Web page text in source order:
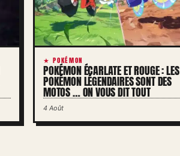
★ POKÉMON
POKÉMON ÉCARLATE ET ROUGE : LES
POKÉMON LÉGENDAIRES SONT DES
MOTOS … ON VOUS DIT TOUT
4 Août